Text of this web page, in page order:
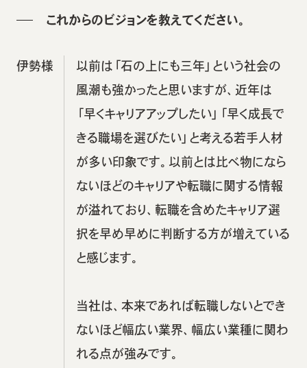
これからのビジョンを教えてください。
伊勢様
以前は「石の上にも三年」という社会の
風潮も強かったと思いますが、近年は
「早くキャリアアップしたい」「早く成長で
きる職場を選びたい」と考える若手人材
が多い印象です。以前とは比べ物になら
ないほどのキャリアや転職に関する情報
が溢れており、転職を含めたキャリア選
択を早め早めに判断する方が増えている
と感じます。
当社は、本来であれば転職しないとでき
ないほど幅広い業界、幅広い業種に関わ
れる点が強みです。